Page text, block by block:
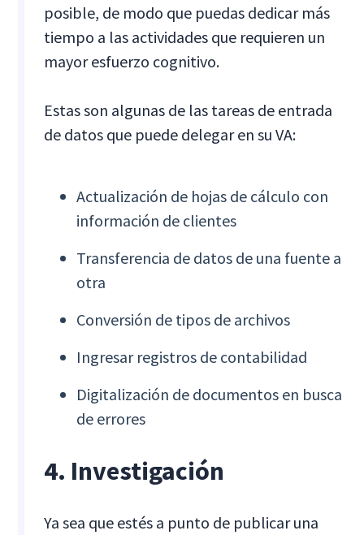
posible, de modo que puedas dedicar más
tiempo a las actividades que requieren un
mayor esfuerzo cognitivo.
Estas son algunas de las tareas de entrada
de datos que puede delegar en su VA:
Actualización de hojas de cálculo con
información de clientes
Transferencia de datos de una fuente a
otra
Conversión de tipos de archivos
Ingresar registros de contabilidad
Digitalización de documentos en busca
de errores
4. Investigación
Ya sea que estés a punto de publicar una